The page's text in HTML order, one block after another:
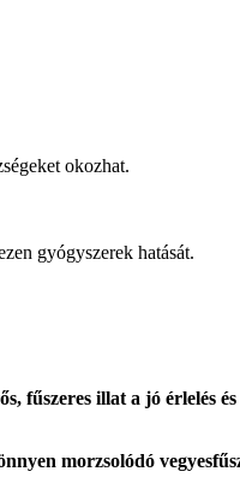
okozhat.
gyógyszerek hatását.
fűszeres illat a jó érlelés és
morzsolódó